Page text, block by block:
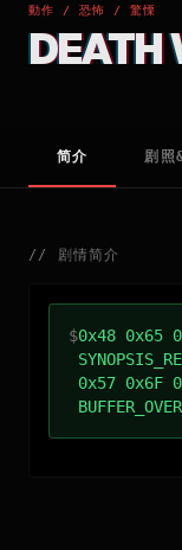
動作 / 恐怖 / 驚慄
DEATH
简介 剧照
// 剧情简介
$0x48 0x65
0x57 0x6F